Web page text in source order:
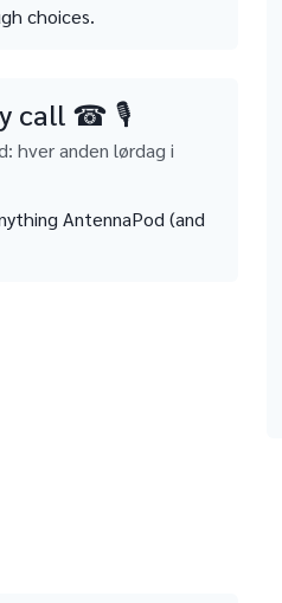
choices.
call ☎ 🎙
hver anden lørdag i
AntennaPod (and